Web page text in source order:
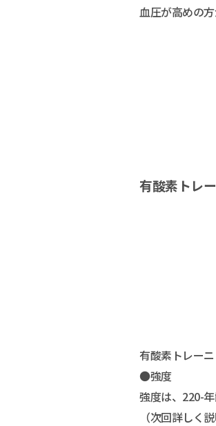
血圧が高めの
有酸素トレ
有酸素トレー
●強度
強度は、220-
（次回詳しく